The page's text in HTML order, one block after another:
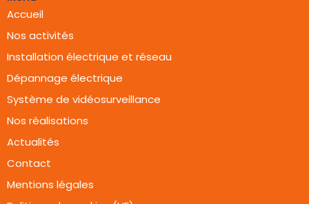
Accueil
Nos activités
Installation électrique et réseau
Dépannage électrique
Système de vidéosurveillance
Nos réalisations
Actualités
Contact
Mentions légales